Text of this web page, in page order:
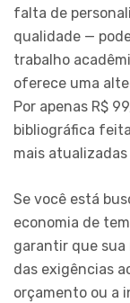
falta de
qualidade —
trabalho
oferece uma
Por apenas R$
bibliográfica
mais
Se você está
economia de
garantir que sua
das exigências
orçamento ou a